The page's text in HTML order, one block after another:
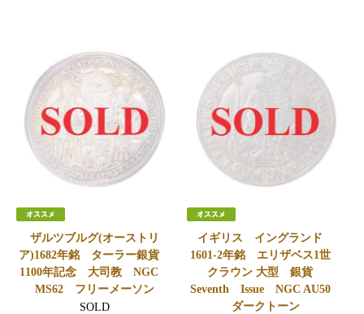
ザルツブルグ(オーストリ
ア)1682年銘 ターラー銀貨
1100年記念 大司教 NGC
MS62 フリーメーソン
SOLD
イギリス イングランド
1601-2年銘 エリザベス1世
クラウン 大型 銀貨
Seventh Issue NGC AU50
ダークトーン